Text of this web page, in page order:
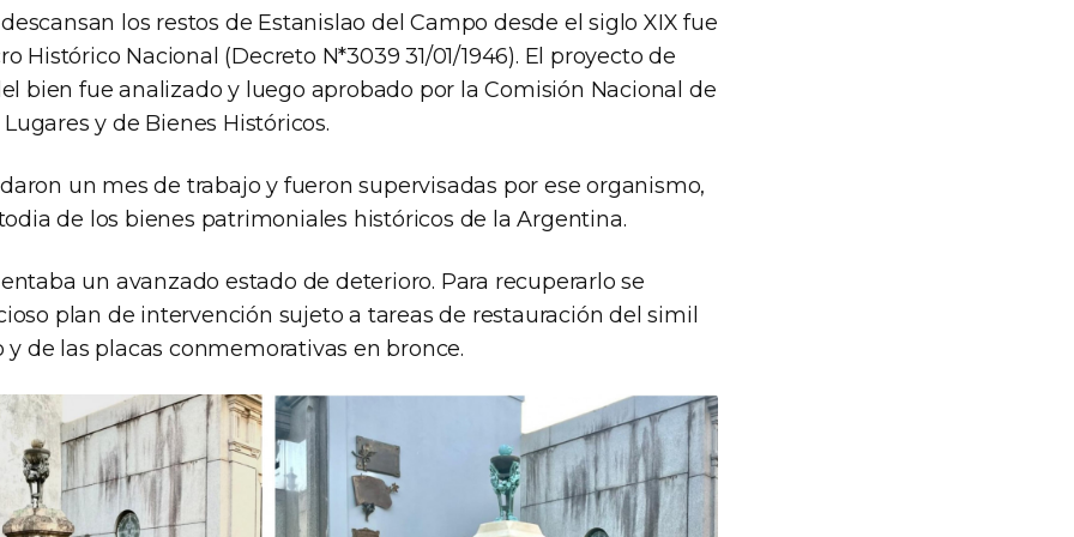
los restos de Estanislao del Campo desde el siglo XIX fue
Histórico Nacional (Decreto N*3039 31/01/1946). El proyecto de
bien fue analizado y luego aprobado por la Comisión Nacional de
y de Bienes Históricos.
un mes de trabajo y fueron supervisadas por ese organismo,
de los bienes patrimoniales históricos de la Argentina.
un avanzado estado de deterioro. Para recuperarlo se
plan de intervención sujeto a tareas de restauración del simil
y de las placas conmemorativas en bronce.